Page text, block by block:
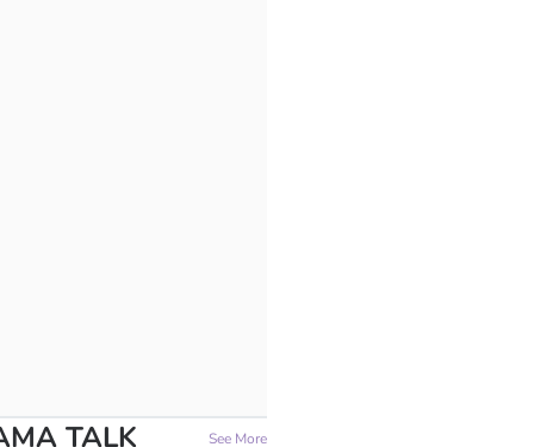
TALK See More